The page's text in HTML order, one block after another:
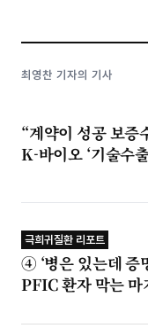
최영찬 기자의 기사
“계약이 성공 보증
K-바이오 ‘기술수
극희귀질환 리포트
④ ‘병은 있는데 증
PFIC 환자 막는 마